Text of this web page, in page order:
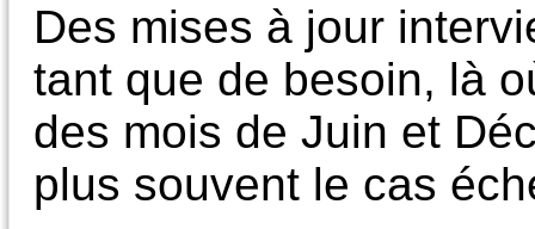
Des mises à jour
tant que de besoin, là
des mois de Juin et
plus souvent le cas